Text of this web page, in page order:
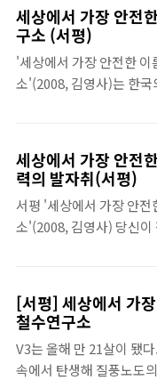
이 같은 저력이 나오는 것
에서 한 권의 책 '세상에서
철수연구소(김영사)'을 읽
안전한 이름 장안의 화제
수다’. 처음 프로그램을 보
성공 스토리와는 분명 다
장 중심의 이야기가 아니
시했듯이, 지은이는 안철
다. 또한 이 책은 안철수
소해주는 책이다. 그들의
어있는 재미있는 일화 몇
수연구소를 간접 경험하
episode 1 - 1천만 달러
97년 M사 본사로부터 목
세상에서 가장 안전
구소 (서평)
'세상에서 가장 안전한 이
소'(2008, 김영사)는 한국
학과 핵심 가치를 느낄 수
다. 안철수연구소의 시작,
의 역사를 조직 구성원의
구성해 독자들에게 생생
있는 일을 여러 사람들이
이다" - 안철수 (현재 카이
500명, 연 매출액 660억
상의 매출을 기록하는 대
세상에서 가장 안전
력의 발자취(서평)
서평 '세상에서 가장 안전
소'(2008, 김영사) 당신이
소는 컴퓨터 바이러스로
해 부단히 노력해 왔다. 그
라도 사용해 본 사람들이
다. 그러나 단지 ‘노력을
[서평] 세상에서 가
철수연구소
V3는 올해 만 21살이 됐
속에서 탄생해 질풍노도